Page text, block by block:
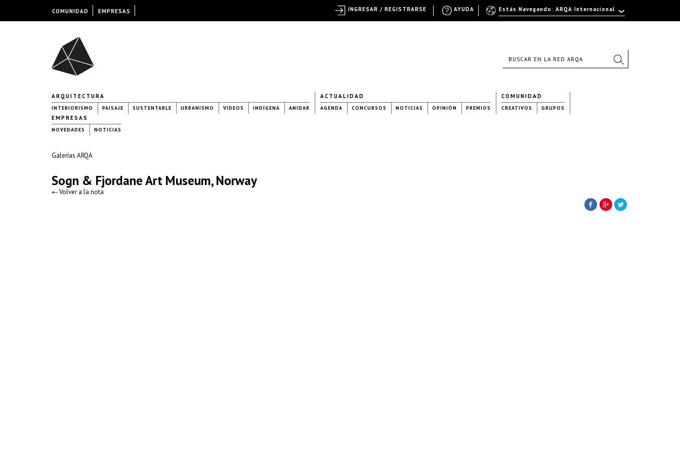
ARQUITECTURA
INTERIORISMO PAISAJE SUSTENTABLE URBANISMO VIDEOS INDÍGENA ANIDAR
ACTUALIDAD
AGENDA CONCURSOS NOTICIAS OPINIÓN PREMIOS
COMUNIDAD
CREATIVOS GRUPOS
EMPRESAS
NOVEDADES NOTICIAS
Galerías ARQA
Sogn & Fjordane Art Museum, Norway
← Volver a la nota
COMUNIDAD EMPRESAS Estás Navegando: ARQA Internacional
AYUDA
INGRESAR / REGISTRARSE